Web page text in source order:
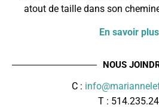
atout de taille dans son
En savoir
NOUS
C :
T :